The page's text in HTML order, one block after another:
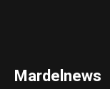
Mardelnews